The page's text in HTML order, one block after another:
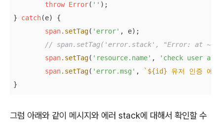
throw Error( '' );
} catch(e) {
span.setTag( 'error' , e);
// span.setTag('error.stack', "Error: at
span.setTag( 'resource.name' ,
'check user
span.setTag( 'error.msg' ,
`${id} 유저 인증 에
}
그럼 아래와 같이 메시지와 에러 stack에 대해서 확인할 수